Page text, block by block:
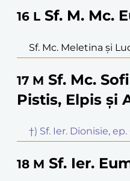
16 L Sf. M. Mc.
Sf. Mc. Meletina și
17 M Sf. Mc.
Pistis, Elpis și
†) Sf. Ier. Dionisie,
18 M Sf. Ier.